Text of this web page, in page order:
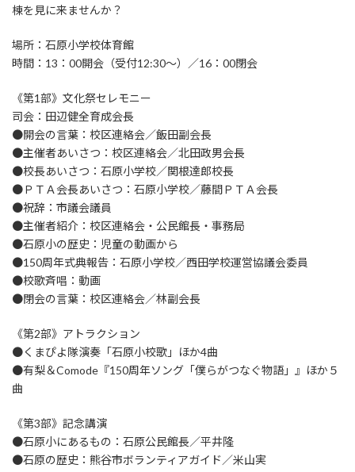
棟を見に来ませんか？
場所：石原小学校体育館
時間：13：00開会（受付12:30〜）／16：00閉会
《第1部》文化祭セレモニー
司会：田辺健全育成会長
●開会の言葉：校区連絡会／飯田副会長
●主催者あいさつ：校区連絡会／北田政男会長
●校長あいさつ：石原小学校／関根達郎校長
●ＰＴＡ会長あいさつ：石原小学校／藤間ＰＴＡ会長
●祝辞：市議会議員
●主催者紹介：校区連絡会・公民館長・事務局
●石原小の歴史：児童の動画から
●150周年式典報告：石原小学校／西田学校運営協議会委員
●校歌斉唱：動画
●閉会の言葉：校区連絡会／林副会長
《第2部》アトラクション
●くまぴよ隊演奏「石原小校歌」ほか4曲
●有梨＆Comode『150周年ソング「僕らがつなぐ物語」』ほか５
曲
《第3部》記念講演
●石原小にあるもの：石原公民館長／平井隆
●石原の歴史：熊谷市ボランティアガイド／米山実